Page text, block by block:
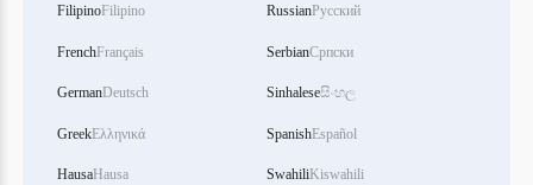
FilipinoFilipino
FrenchFrançais
GermanDeutsch
GreekΕλληνικά
HausaHausa
RussianРусский
SerbianСрпски
Sinhaleseසිංහල
SpanishEspañol
SwahiliKiswahili